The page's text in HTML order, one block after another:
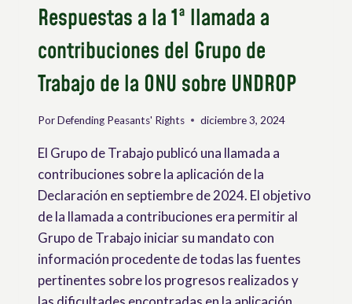
Respuestas a la 1ª llamada a
contribuciones del Grupo de
Trabajo de la ONU sobre UNDROP
PorDefending Peasants' Rights diciembre 3, 2024
El Grupo de Trabajo publicó una llamada a
contribuciones sobre la aplicación de la
Declaración en septiembre de 2024. El objetivo
de la llamada a contribuciones era permitir al
Grupo de Trabajo iniciar su mandato con
información procedente de todas las fuentes
pertinentes sobre los progresos realizados y